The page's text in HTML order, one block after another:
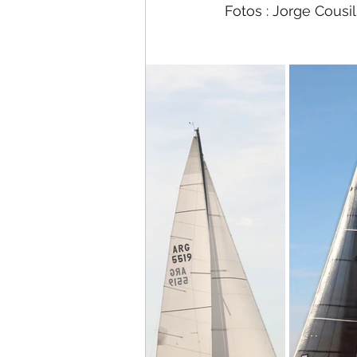
Fotos : Jorge